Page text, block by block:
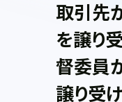
取引先
を譲り
督委員
譲り受